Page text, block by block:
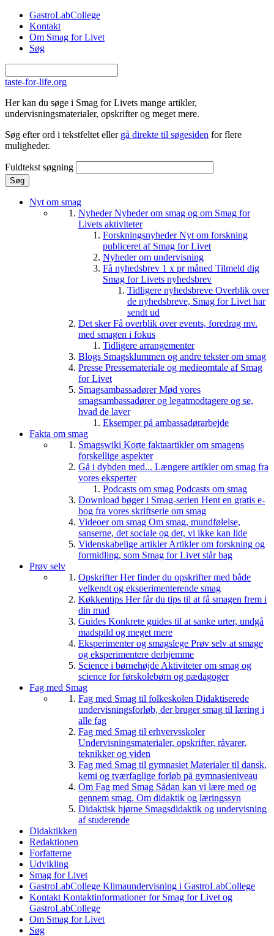
Gå til hovedindhold
GastroLabCollege
Kontakt
Om Smag for Livet
Søg
taste-for-life.org
Her kan du søge i Smag for Livets mange artikler,
undervisningsmaterialer, opskrifter og meget mere.
Søg efter ord i tekstfeltet eller gå direkte til søgesiden for flere
muligheder.
Fuldtekst søgning
Nyt om smag
NyhederNyheder om smag og om Smag for
Livets aktiviteter
ForskningsnyhederNyt om forskning
publiceret af Smag for Livet
Nyheder om undervisning
Få nyhedsbrev 1 x pr måned Tilmeld dig
Smag for Livets nyhedsbrev
Tidligere nyhedsbreve Overblik over
de nyhedsbreve, Smag for Livet har
sendt ud
Det skerFå overblik over events, foredrag mv.
med smagen i fokus
Tidligere arrangementer
Blogs Smagsklummen og andre tekster om smag
Presse Pressemateriale og medieomtale af Smag
for Livet
SmagsambassadørerMød vores
smagsambassadører og legatmodtagere og se,
hvad de laver
Eksemper på ambassadørarbejde
Fakta om smag
Smagswiki Korte faktaartikler om smagens
forskellige aspekter
Gå i dybden med... Længere artikler om smag fra
vores eksperter
Podcasts om smag Podcasts om smag
Download bøger i Smag-serien Hent en gratis e-
bog fra vores skriftserie om smag
Videoer om smag Om smag, mundfølelse,
sanserne, det sociale og det, vi ikke kan lide
Videnskabelige artiklerArtikler om forskning og
formidling, som Smag for Livet står bag
Prøv selv
OpskrifterHer finder du opskrifter med både
velkendt og eksperimenterende smag
Køkkentips Her får du tips til at få smagen frem i
din mad
Guides Konkrete guides til at sanke urter, undgå
madspild og meget mere
Eksperimenter og smagslege Prøv selv at smage
og eksperimentere derhjemme
Science i børnehøjde Aktiviteter om smag og
science for førskolebørn og pædagoger
Fag med Smag
Fag med Smag til folkeskolen Didaktiserede
undervisningsforløb, der bruger smag til læring i
alle fag
Fag med Smag til erhvervsskoler
Undervisningsmaterialer, opskrifter, råvarer,
teknikker og viden
Fag med Smag til gymnasiet Materialer til dansk,
kemi og tværfaglige forløb på gymnasieniveau
Om Fag med Smag Sådan kan vi lære med og
gennem smag. Om didaktik og læringssyn
Didaktisk hjørne Smagsdidaktik og undervisning
af studerende
Didaktikken
Redaktionen
Forfatterne
Udvikling
Smag for Livet
GastroLabCollege Klimaundervisning i GastroLabCollege
Kontakt Kontaktinformationer for Smag for Livet og
GastroLabCollege
Om Smag for Livet
Søg